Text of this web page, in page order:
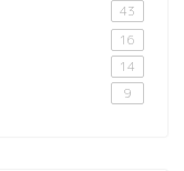
43
16
14
9